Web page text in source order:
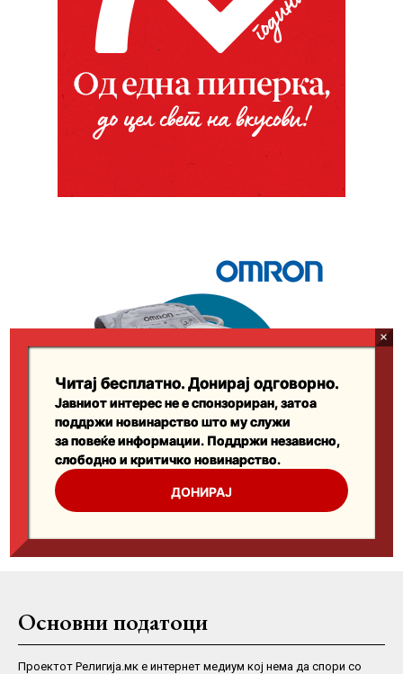
Основни податоци
Проектот Религија.мк е интернет медиум кој нема да спори со